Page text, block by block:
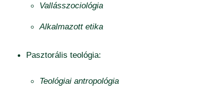
Vallásszociológia
Alkalmazott etika
Pasztorális teológia:
Teológiai antropológia